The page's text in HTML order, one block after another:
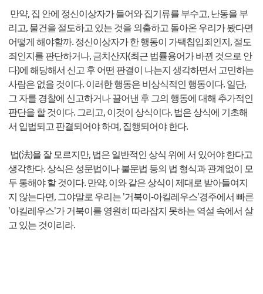
만약, 집 안에 정신이상자가 들어와 집기류를 부수고, 난동을 부
리고, 물건을 절도하고 있는 것을 외출하고 돌아온 우리가 봤다면
어떻게 해야할까. 정신이상자가 한 행동이 가택칩입죄인지, 절도
죄인지를 판단하거나, 금치산자(최근 법률용어가 바뀐 것으로 안
다)에 해당해서 신고 후 어떤 판결이 나는지 생각하면서 고민하는
사람은 없을 것이다. 이러한 행동은 비상식적인 행동이다. 일단,
그 자를 경찰에 신고하거나 끌어낸 후 그의 행동에 대해 추가적인
판단을 할 것이다. 그리고, 이것이 상식이다. 법은 상식에 기초해
서 입법되고 판결되어야 하며, 집행되어야 한다.
법(法)을 잘 모르지만, 법은 일반적인 상식 위에 서 있어야 한다고
생각한다. 상식은 성문법이나 불문법 등의 법 형식과 관계없이 모
두 통해야 할 것이다. 만약, 이와 같은 상식이 제대로 받아들여지
지 않는다면, 그야말로 우리는 '거북이-아킬레우스'경주에서 빠른
'아킬레우스'가 거북이를 영원히 따라잡지 못하는 역설 속에서 살
고 있는 것이리라.